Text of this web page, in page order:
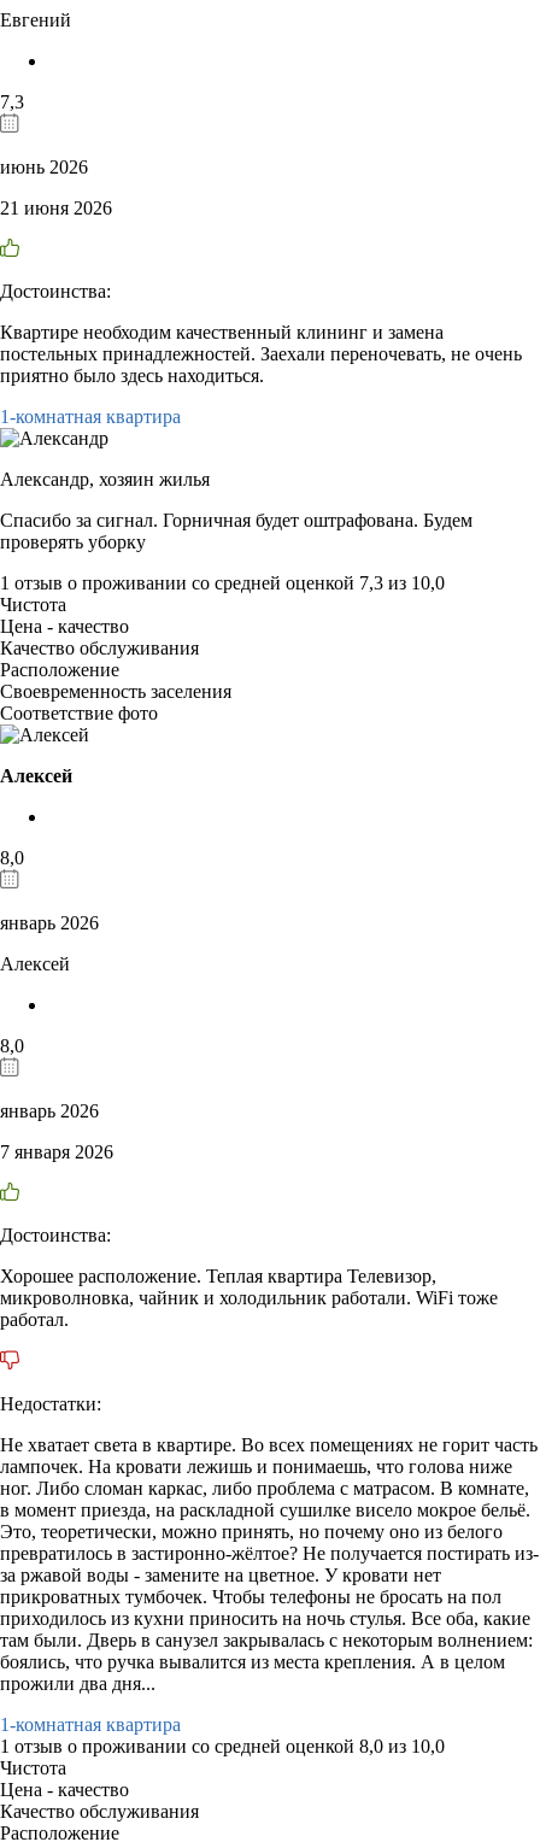
Евгений
7,3
июнь 2026
21 июня 2026
Достоинства:
Квартире необходим качественный клининг и замена
постельных принадлежностей. Заехали переночевать, не очень
приятно было здесь находиться.
1-комнатная квартира
Александр, хозяин жилья
Спасибо за сигнал. Горничная будет оштрафована. Будем
проверять уборку
1 отзыв о проживании со средней оценкой 7,3 из 10,0
Чистота
Цена - качество
Качество обслуживания
Расположение
Своевременность заселения
Соответствие фото
Алексей
8,0
январь 2026
Алексей
8,0
январь 2026
7 января 2026
Достоинства:
Хорошее расположение. Теплая квартира Телевизор,
микроволновка, чайник и холодильник работали. WiFi тоже
работал.
Недостатки:
Не хватает света в квартире. Во всех помещениях не горит часть
лампочек. На кровати лежишь и понимаешь, что голова ниже
ног. Либо сломан каркас, либо проблема с матрасом. В комнате,
в момент приезда, на раскладной сушилке висело мокрое бельё.
Это, теоретически, можно принять, но почему оно из белого
превратилось в застиронно-жёлтое? Не получается постирать из-
за ржавой воды - замените на цветное. У кровати нет
прикроватных тумбочек. Чтобы телефоны не бросать на пол
приходилось из кухни приносить на ночь стулья. Все оба, какие
там были. Дверь в санузел закрывалась с некоторым волнением:
боялись, что ручка вывалится из места крепления. А в целом
прожили два дня...
1-комнатная квартира
1 отзыв о проживании со средней оценкой 8,0 из 10,0
Чистота
Цена - качество
Качество обслуживания
Расположение